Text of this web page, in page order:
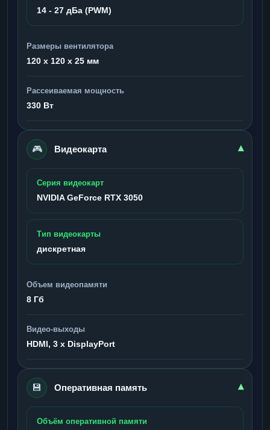
14 - 27 дБа (PWM)
Размеры вентилятора
120 x 120 x 25 мм
Рассеиваемая мощность
330 Вт
🎮 Видеокарта ▾
Серия видеокарт
NVIDIA GeForce RTX 3050
Тип видеокарты
дискретная
Объем видеопамяти
8 Гб
Видео-выходы
HDMI, 3 x DisplayPort
💾 Оперативная память ▾
Объём оперативной памяти